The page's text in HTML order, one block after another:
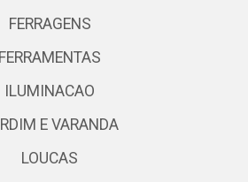
FERRAGENS
FERRAMENTAS
ILUMINACAO
E VARANDA
LOUCAS